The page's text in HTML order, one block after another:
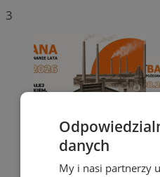
3
danych
My i nasi partnerzy